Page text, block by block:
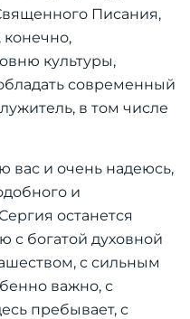
Писания,
конечно,
культуры,
современный
в том числе
вас и очень надеюсь,
и
останется
с богатой духовной
с сильным
важно, с
пребывает, с